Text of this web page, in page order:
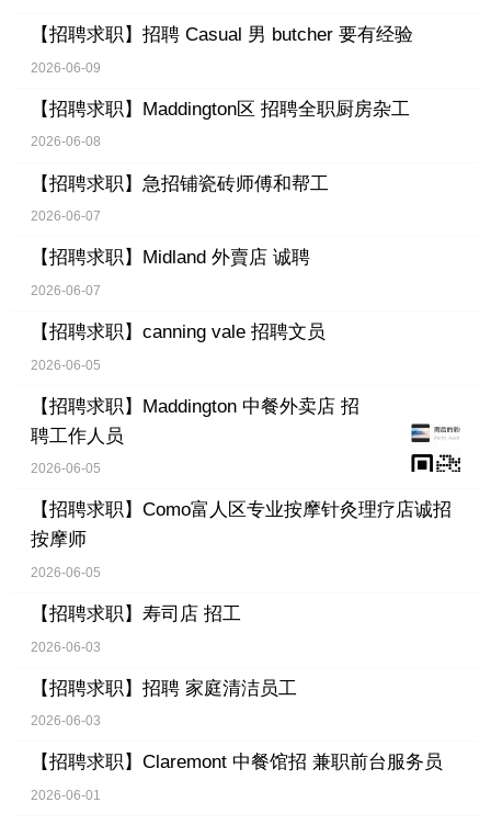
【招聘求职】 招聘 Casual 男 butcher 要有经验
2026-06-09
【招聘求职】 Maddington区 招聘全职厨房杂工
2026-06-08
【招聘求职】 急招铺瓷砖师傅和帮工
2026-06-07
【招聘求职】 Midland 外賣店 诚聘
2026-06-07
【招聘求职】 canning vale 招聘文员
2026-06-05
【招聘求职】 Maddington 中餐外卖店 招
聘工作人员
2026-06-05
【招聘求职】 Como富人区专业按摩针灸理疗店诚招
按摩师
2026-06-05
【招聘求职】 寿司店 招工
2026-06-03
【招聘求职】 招聘 家庭清洁员工
2026-06-03
【招聘求职】 Claremont 中餐馆招 兼职前台服务员
2026-06-01